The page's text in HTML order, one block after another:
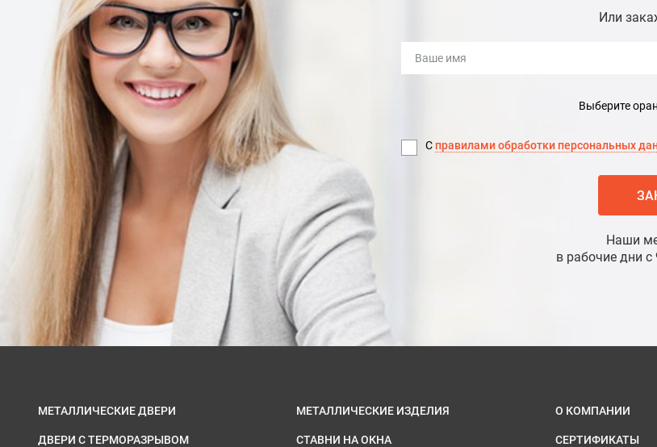
Или
Выберите
С правилами обработки персональных
Наши
в рабочие дни
МЕТАЛЛИЧЕСКИЕ ДВЕРИ
ДВЕРИ С ТЕРМОРАЗРЫВОМ
МЕТАЛЛИЧЕСКИЕ ИЗДЕЛИЯ
СТАВНИ НА ОКНА
О КОМПАНИИ
СЕРТИФИКАТЫ